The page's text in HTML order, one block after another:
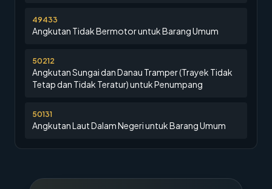
49433
Angkutan Tidak Bermotor untuk Barang Umum
50212
Angkutan Sungai dan Danau Tramper (Trayek Tidak
Tetap dan Tidak Teratur) untuk Penumpang
50131
Angkutan Laut Dalam Negeri untuk Barang Umum